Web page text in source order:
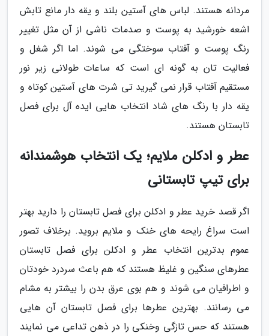
مردانه هستند. لباس های آستین بلند و یقه دار مانع تابش
اشعه خورشید به پوست و صدمات ناشی از آن مثل تغییر
رنگ پوست و آفتاب سوختگی می شوند. اما اگر شغل و
فعالیت تان به گونه ای است که ساعات طولانی زیر نور
مستقیم آفتاب قرار نمی گیرید تی شرت های آستین کوتاه و
یقه دار با رنگ های شاد انتخاب هایی ایده آل برای فصل
تابستان هستند.
عطر و ادکلن ملایم؛ یک انتخاب هوشمندانه
برای تیپ تابستانی
اگر قصد خرید عطر و ادکلن برای فصل تابستان را دارید بهتر
است سراغ رایحه های خنک و ملایم بروید. برخلاف تصور
عموم بدترین انتخاب عطر و ادکلن برای فصل تابستان
عطرهای سنگین و غلیظ هستند که هم باعث سردرد خودتان
و اطرافیان می شوند و هم بوی عرق بدن را بیشتر به مشام
می رسانند. بهترین عطرها برای فصل تابستان آن هایی
هستند که حس تازگی وخنکی را در ذهن تداعی می نمایند